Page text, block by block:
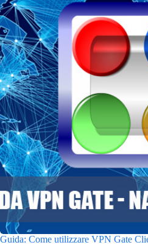
Guida: Come utilizzare VPN Gate